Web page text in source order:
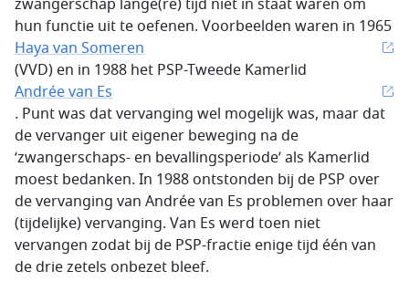
zwangerschap lange(re) tijd niet in staat waren om
hun functie uit te oefenen. Voorbeelden waren in 1965
Haya van Someren
(VVD) en in 1988 het PSP-Tweede Kamerlid
Andrée van Es
. Punt was dat vervanging wel mogelijk was, maar dat
de vervanger uit eigener beweging na de
‘zwangerschaps- en bevallingsperiode’ als Kamerlid
moest bedanken. In 1988 ontstonden bij de PSP over
de vervanging van Andrée van Es problemen over haar
(tijdelijke) vervanging. Van Es werd toen niet
vervangen zodat bij de PSP-fractie enige tijd één van
de drie zetels onbezet bleef.